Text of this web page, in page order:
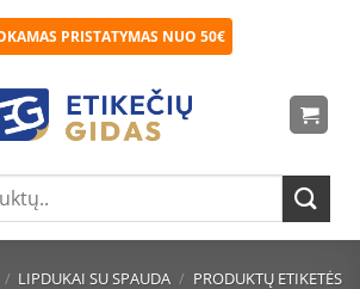
PRISTATYMAS NUO 50€
/ LIPDUKAI SU SPAUDA / PRODUKTŲ ETIKETĖS